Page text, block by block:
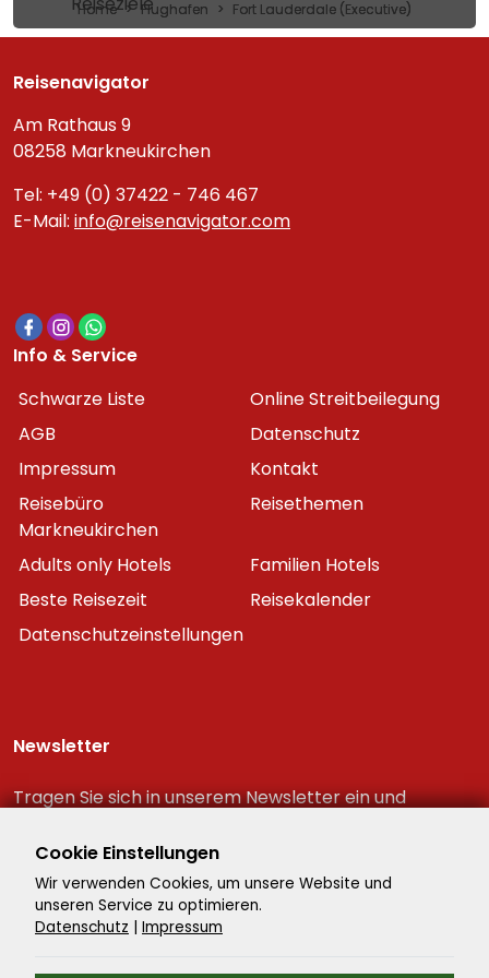
Home Flughafen Fort Lauderdale (Executive)
Reisenavigator
Am Rathaus 9
08258 Markneukirchen
Tel: +49 (0) 37422 - 746 467
E-Mail: info@reisenavigator.com
Info & Service
Schwarze Liste
Online Streitbeilegung
AGB
Datenschutz
Impressum
Kontakt
Reisebüro
Markneukirchen
Reisethemen
Adults only Hotels
Familien Hotels
Beste Reisezeit
Reisekalender
Datenschutzeinstellungen
Newsletter
Tragen Sie sich in unserem Newsletter ein und
Reiseschnäppchen!
Cookie Einstellungen
Wir verwenden Cookies, um unsere Website und
unseren Service zu optimieren.
Datenschutz | Impressum